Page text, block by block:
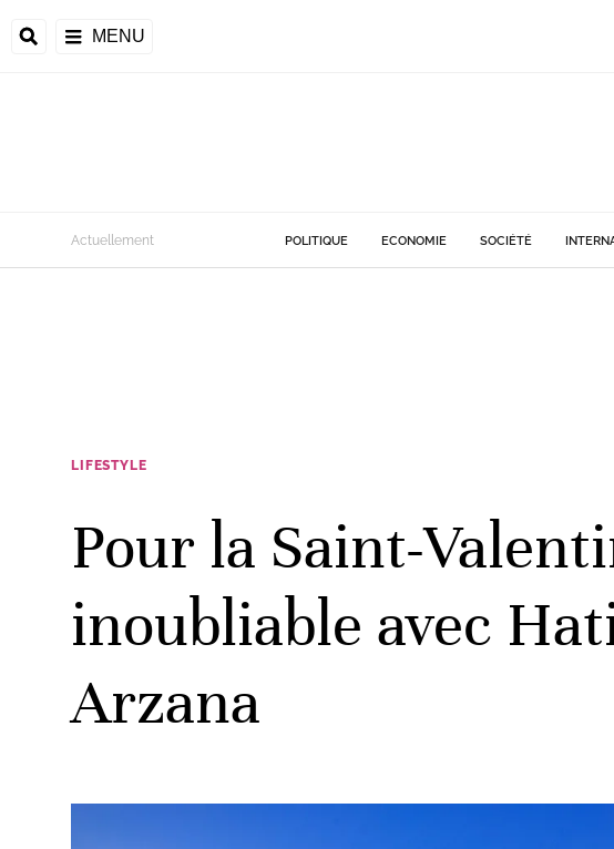
MENU
Actuellement POLITIQUE ECONOMIE SOCIÉTÉ
LIFESTYLE
Pour la Saint-
inoubliable avec
Arzana